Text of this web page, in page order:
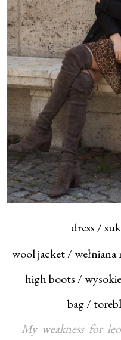
dress /
wool jacket /
high boots /
bag /
My weakness for